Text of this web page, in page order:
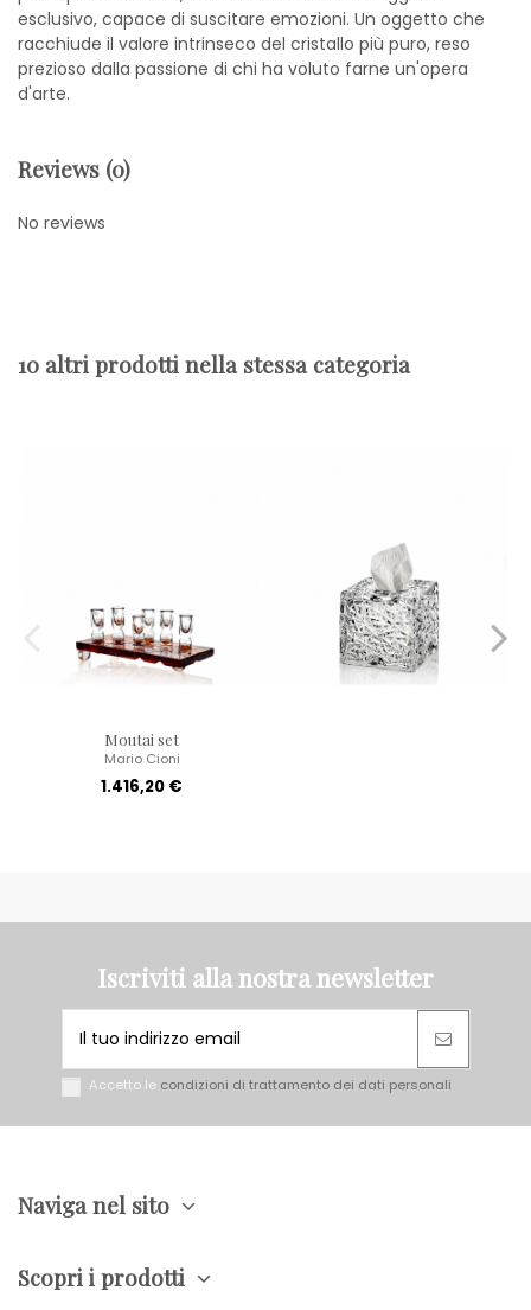
esclusivo, capace di suscitare emozioni. Un oggetto che
racchiude il valore intrinseco del cristallo più puro, reso
prezioso dalla passione di chi ha voluto farne un'opera
d'arte.
Reviews (0)
No reviews
10 altri prodotti nella stessa categoria
Moutai set
Mario Cioni
1.416,20 €
Iscriviti alla nostra newsletter
Accetto le condizioni di trattamento dei dati personali
Naviga nel sito
Scopri i prodotti